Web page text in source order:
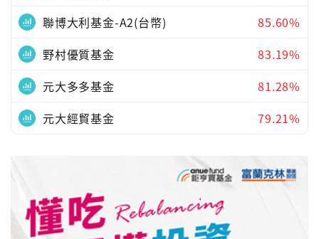
聯博大利基金-A2(台幣)
85.60%
野村優質基金
83.19%
元大多多基金
81.28%
元大經貿基金
79.21%